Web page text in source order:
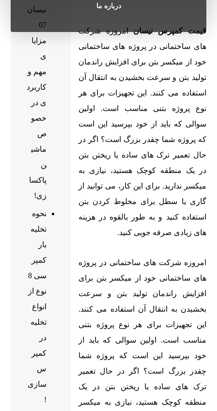
درباره ما
قیمت کمپرس نیسانامروزه شرکت
های ساختمانی در پروژه های ساختمانی
خود از میکسر بتن برای افزایش راندمان
تولید بتن و سرعت بخشیدن به انتقال آن
استفاده می کنند. این تجهیزات برای هر
نوع پروژه بتنی مناسب است. اولین
سوالی که باید از خود بپرسید این است
که پروژه شما چقدر بزرگ است؟ اگر در
حال تعمیر ترک های ساده یا ریختن بتن
در یک منطقه کوچک هستید، نیازی به
میکسر ندارید. برای این کار، می توانید از
گاری یا سطل برای مخلوط کردن بتن
استفاده کنید و به طور بالقوه در هزینه
های زیادی صرفه جویی کنید.
امروزه شرکت های ساختمانی در پروژه
های ساختمانی خود از میکسر بتن برای
افزایش راندمان تولید بتن و سرعت
بخشیدن به انتقال آن استفاده می کنند.
این تجهیزات برای هر نوع پروژه بتنی
مناسب است. اولین سوالی که باید از
خود بپرسید این است که پروژه شما
چقدر بزرگ است؟ اگر در حال تعمیر
ترک های ساده یا ریختن بتن در یک
منطقه کوچک هستید، نیازی به میکسر
نیسان
07
مزایا
ی
مهم و
کاربرد
ی در
خصو
ص
ماشی
ن
پاکسا
زی!
نحوه
تخلیه
بار
کمپر
سی 8
نوع از
انواع
تخلیه
در
کمپر
س
سازی
!